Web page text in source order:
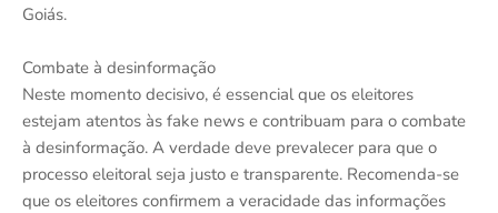
Goiás.
Combate à desinformação
Neste momento decisivo, é essencial que os eleitores
estejam atentos às fake news e contribuam para o combate
à desinformação. A verdade deve prevalecer para que o
processo eleitoral seja justo e transparente. Recomenda-se
que os eleitores confirmem a veracidade das informações